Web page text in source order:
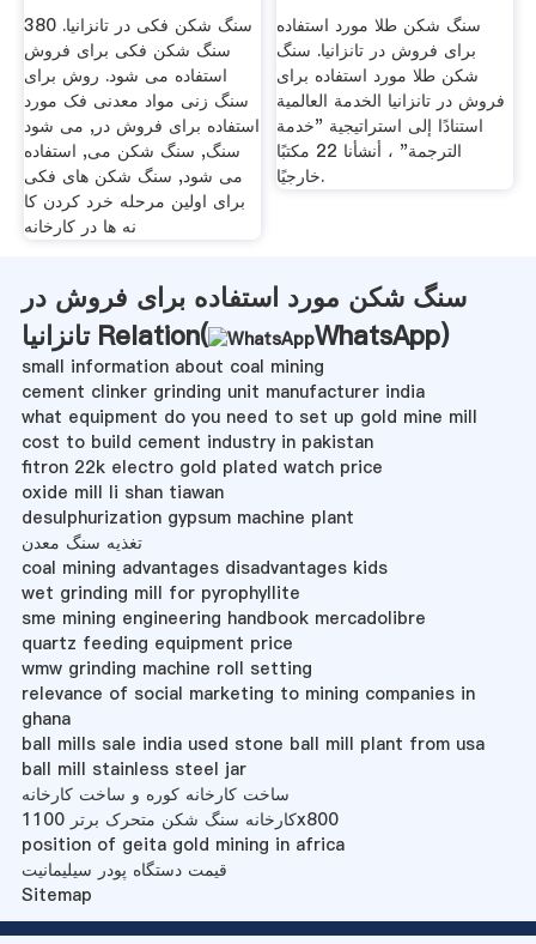
سنگ شکن فکی در تانزانیا. 380
سنگ شکن فکی برای فروش
استفاده می شود. روش برای
سنگ زنی مواد معدنی فک مورد
استفاده برای فروش در, می شود
سنگ, سنگ شکن می, استفاده
می شود, سنگ شکن های فکی
برای اولین مرحله خرد کردن کا
نه ها در کارخانه
سنگ شکن طلا مورد استفاده
برای فروش در تانزانیا. سنگ
شکن طلا مورد استفاده برای
فروش در تانزانیا الخدمة العالمية
استنادًا إلى استراتيجية "خدمة
الترجمة" ، أنشأنا 22 مكتبًا
خارجيًا.
سنگ شکن مورد استفاده برای فروش در
تانزانیا Relation(
WhatsApp)
small information about coal mining
cement clinker grinding unit manufacturer india
what equipment do you need to set up gold mine mill
cost to build cement industry in pakistan
fitron 22k electro gold plated watch price
oxide mill li shan tiawan
desulphurization gypsum machine plant
تغذیه سنگ معدن
coal mining advantages disadvantages kids
wet grinding mill for pyrophyllite
sme mining engineering handbook mercadolibre
quartz feeding equipment price
wmw grinding machine roll setting
relevance of social marketing to mining companies in
ghana
ball mills sale india used stone ball mill plant from usa
ball mill stainless steel jar
ساخت کارخانه کوره و ساخت کارخانه
کارخانه سنگ شکن متحرک برتر 1100x800
position of geita gold mining in africa
قیمت دستگاه پودر سیلیمانیت
Sitemap